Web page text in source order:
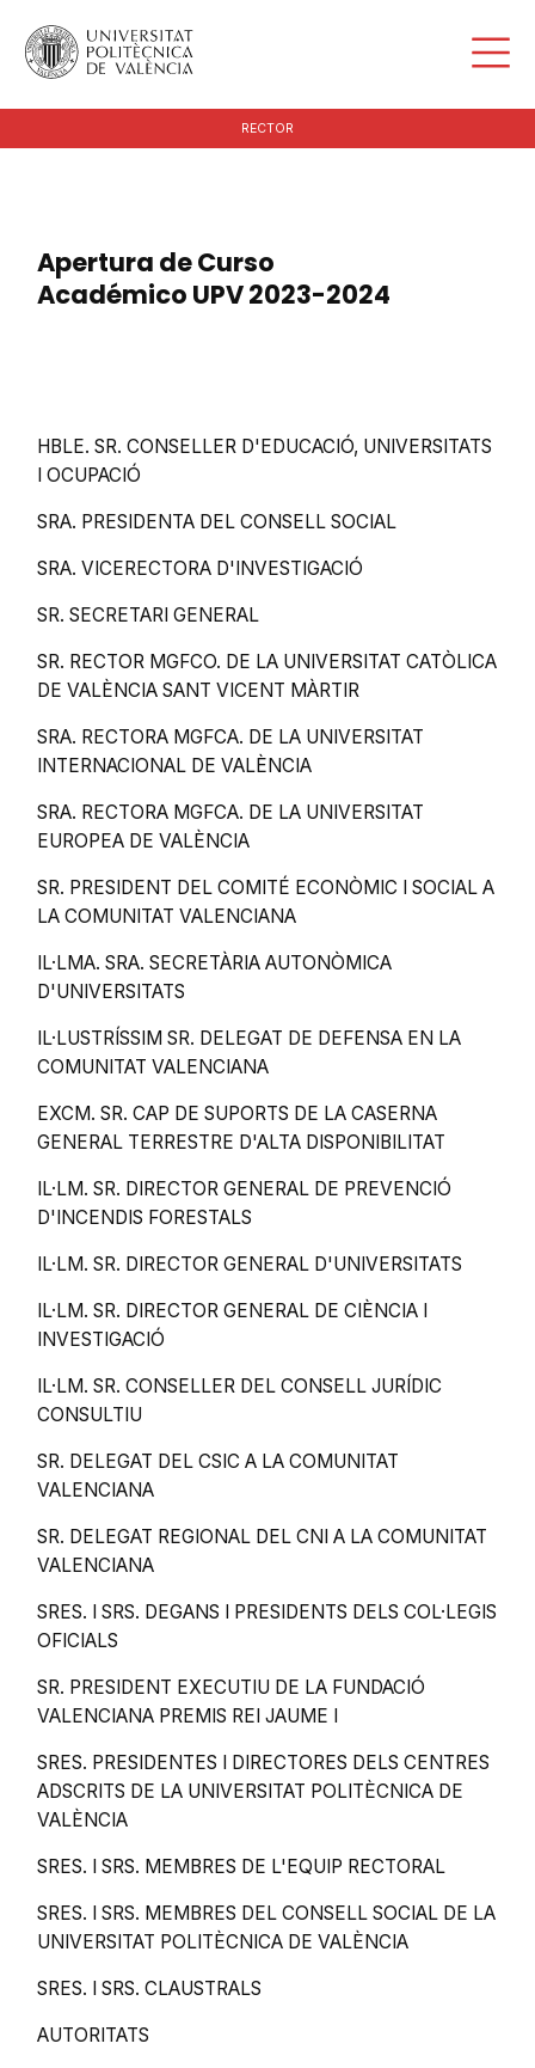
RECTOR
Apertura de Curso
Académico UPV 2023-2024
HBLE. SR. CONSELLER D'EDUCACIÓ, UNIVERSITATS
I OCUPACIÓ
SRA. PRESIDENTA DEL CONSELL SOCIAL
SRA. VICERECTORA D'INVESTIGACIÓ
SR. SECRETARI GENERAL
SR. RECTOR MGFCO. DE LA UNIVERSITAT CATÒLICA
DE VALÈNCIA SANT VICENT MÀRTIR
SRA. RECTORA MGFCA. DE LA UNIVERSITAT
INTERNACIONAL DE VALÈNCIA
SRA. RECTORA MGFCA. DE LA UNIVERSITAT
EUROPEA DE VALÈNCIA
SR. PRESIDENT DEL COMITÉ ECONÒMIC I SOCIAL A
LA COMUNITAT VALENCIANA
IL·LMA. SRA. SECRETÀRIA AUTONÒMICA
D'UNIVERSITATS
IL·LUSTRÍSSIM SR. DELEGAT DE DEFENSA EN LA
COMUNITAT VALENCIANA
EXCM. SR. CAP DE SUPORTS DE LA CASERNA
GENERAL TERRESTRE D'ALTA DISPONIBILITAT
IL·LM. SR. DIRECTOR GENERAL DE PREVENCIÓ
D'INCENDIS FORESTALS
IL·LM. SR. DIRECTOR GENERAL D'UNIVERSITATS
IL·LM. SR. DIRECTOR GENERAL DE CIÈNCIA I
INVESTIGACIÓ
IL·LM. SR. CONSELLER DEL CONSELL JURÍDIC
CONSULTIU
SR. DELEGAT DEL CSIC A LA COMUNITAT
VALENCIANA
SR. DELEGAT REGIONAL DEL CNI A LA COMUNITAT
VALENCIANA
SRES. I SRS. DEGANS I PRESIDENTS DELS COL·LEGIS
OFICIALS
SR. PRESIDENT EXECUTIU DE LA FUNDACIÓ
VALENCIANA PREMIS REI JAUME I
SRES. PRESIDENTES I DIRECTORES DELS CENTRES
ADSCRITS DE LA UNIVERSITAT POLITÈCNICA DE
VALÈNCIA
SRES. I SRS. MEMBRES DE L'EQUIP RECTORAL
SRES. I SRS. MEMBRES DEL CONSELL SOCIAL DE LA
UNIVERSITAT POLITÈCNICA DE VALÈNCIA
SRES. I SRS. CLAUSTRALS
AUTORITATS